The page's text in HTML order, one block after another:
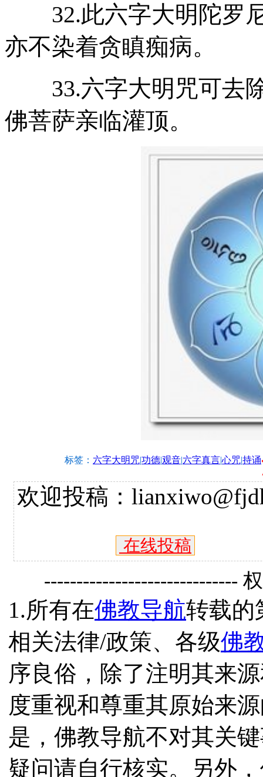
32.此六字大明陀罗尼
亦不染着贪瞋痴病。
33.六字大明咒可去除
佛菩萨亲临灌顶。
标签： 六字大明咒|功德|观音|六字真言|心咒|持诵
欢迎投稿：
在线投稿
------------------------------
1.所有在佛教导航转载的
相关法律/政策、各级佛
序良俗，除了注明其来
度重视和尊重其原始来
是，佛教导航不对其关
疑问请自行核实。另外